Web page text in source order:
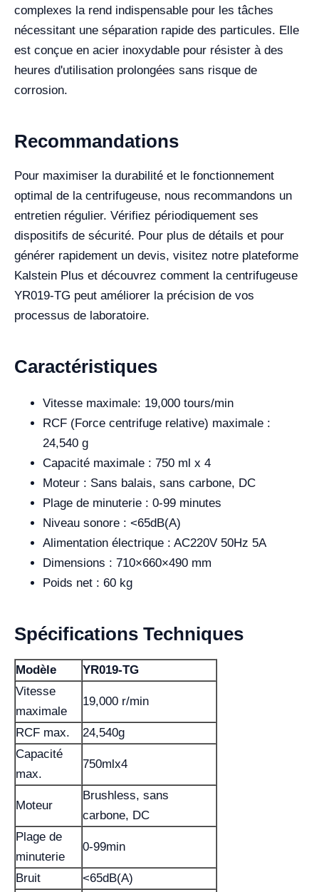
complexes la rend indispensable pour les tâches
nécessitant une séparation rapide des particules. Elle
est conçue en acier inoxydable pour résister à des
heures d'utilisation prolongées sans risque de
corrosion.
Recommandations
Pour maximiser la durabilité et le fonctionnement
optimal de la centrifugeuse, nous recommandons un
entretien régulier. Vérifiez périodiquement ses
dispositifs de sécurité. Pour plus de détails et pour
générer rapidement un devis, visitez notre plateforme
Kalstein Plus et découvrez comment la centrifugeuse
YR019-TG peut améliorer la précision de vos
processus de laboratoire.
Caractéristiques
Vitesse maximale: 19,000 tours/min
RCF (Force centrifuge relative) maximale :
24,540 g
Capacité maximale : 750 ml x 4
Moteur : Sans balais, sans carbone, DC
Plage de minuterie : 0-99 minutes
Niveau sonore : <65dB(A)
Alimentation électrique : AC220V 50Hz 5A
Dimensions : 710×660×490 mm
Poids net : 60 kg
Spécifications Techniques
Modèle
YR019-TG
Vitesse
maximale
19,000 r/min
RCF max.
24,540g
Capacité
max.
750mlx4
Moteur
Brushless, sans
carbone, DC
Plage de
minuterie
0-99min
Bruit
<65dB(A)